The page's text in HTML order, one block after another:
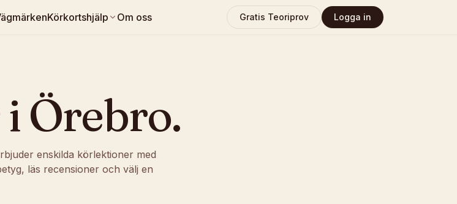
Körkortshjälp Om oss Gratis Teoriprov Logga in
iÖrebro.
enskilda körlektioner med
läs recensioner och välj en